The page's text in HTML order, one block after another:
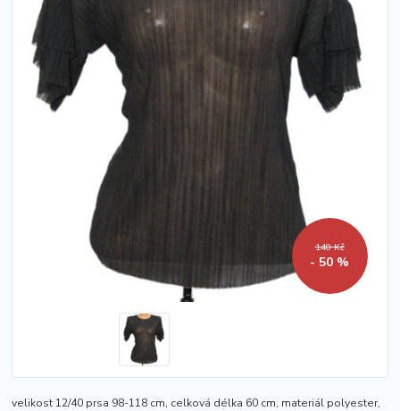
140 Kč
- 50 %
velikost 12/40 prsa 98-118 cm, celková délka 60 cm, materiál polyester,